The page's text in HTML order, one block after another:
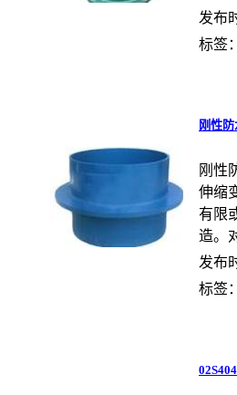
发布
标签
刚性
刚性
伸缩
有限
造。
发布
标签